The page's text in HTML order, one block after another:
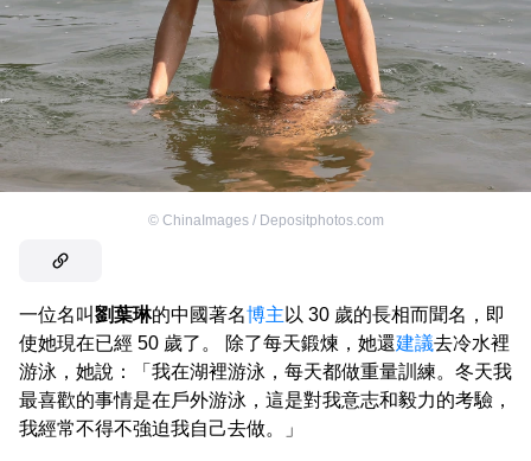
© ChinaImages / Depositphotos.com
一位名叫劉葉琳的中國著名博主 以 30 歲的長相而聞名，即
使她現在已經 50 歲了。 除了每天鍛煉，她還建議去冷水裡
游泳，她說：「我在湖裡游泳，每天都做重量訓練。冬天我
最喜歡的事情是在戶外游泳，這是對我意志和毅力的考驗，
我經常不得不強迫我自己去做。」